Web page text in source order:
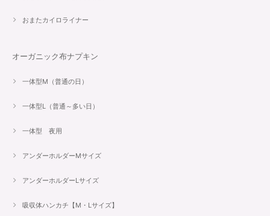
おまたカイロライナー
オーガニック布ナプキン
一体型M（普通の日）
一体型L（普通～多い日）
一体型 夜用
アンダーホルダーMサイズ
アンダーホルダーLサイズ
吸収体ハンカチ【M・Lサイズ】